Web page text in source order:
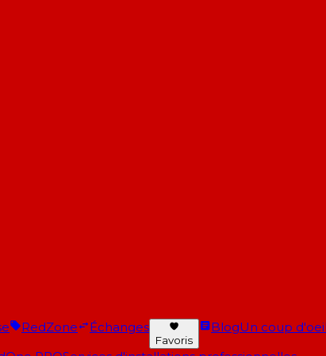
RedZone Échanges
Favoris
BlogUn coup